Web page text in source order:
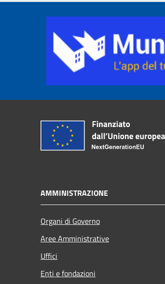
AMMINISTRAZIONE
Organi di Governo
Aree Amministrative
Uffici
Enti e fondazioni